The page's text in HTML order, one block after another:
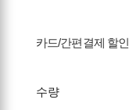
카드/간편결제 할인
수량